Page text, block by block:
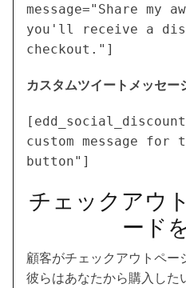
message="Share my
you'll receive a
checkout."]
カスタムツイートメッセー
custom message
button"]
チェックアウ
ード
顧客がチェックアウトペー
彼らはあなたから購入した